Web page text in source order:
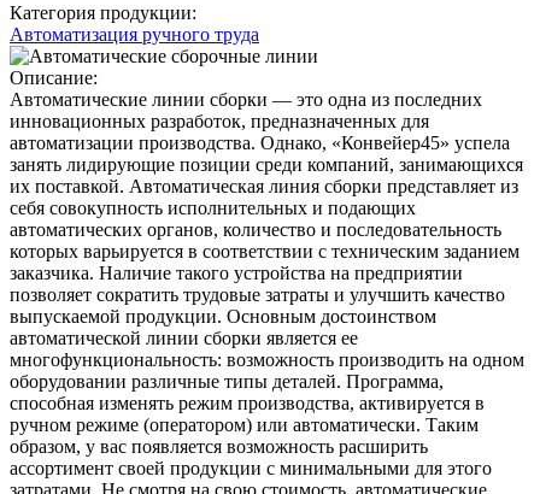
Категория продукции:
Автоматизация ручного труда
Описание:
Автоматические линии сборки — это одна из последних
инновационных разработок, предназначенных для
автоматизации производства. Однако, «Конвейер45» успела
занять лидирующие позиции среди компаний, занимающихся
их поставкой. Автоматическая линия сборки представляет из
себя совокупность исполнительных и подающих
автоматических органов, количество и последовательность
которых варьируется в соответствии с техническим заданием
заказчика. Наличие такого устройства на предприятии
позволяет сократить трудовые затраты и улучшить качество
выпускаемой продукции. Основным достоинством
автоматической линии сборки является ее
многофункциональность: возможность производить на одном
оборудовании различные типы деталей. Программа,
способная изменять режим производства, активируется в
ручном режиме (оператором) или автоматически. Таким
образом, у вас появляется возможность расширить
ассортимент своей продукции с минимальными для этого
затратами. Не смотря на свою стоимость, автоматические